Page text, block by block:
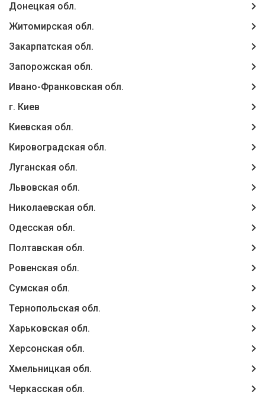
Донецкая обл.
Житомирская обл.
Закарпатская обл.
Запорожская обл.
Ивано-Франковская обл.
г. Киев
Киевская обл.
Кировоградская обл.
Луганская обл.
Львовская обл.
Николаевская обл.
Одесская обл.
Полтавская обл.
Ровенская обл.
Сумская обл.
Тернопольская обл.
Харьковская обл.
Херсонская обл.
Хмельницкая обл.
Черкасская обл.